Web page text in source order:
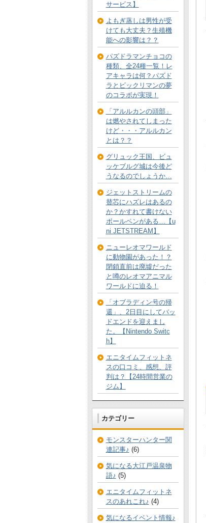
サービス】
よもぎ蒸しは男性が受
けても大丈夫？生殖機
能への影響は？？
パズドラマンチョコの
種類、全24種一覧！レ
アキャラは何？パズド
ラとビックリマンの夢
のコラボが実現！
「アルルカンの頭部」
は燃やされてしまった
けど・・・アルルカン
とは？？
グリュック王国、ビュ
ッケブルグ城は今後ど
うなるのでしょうか…
ジェットストリームの
替芯にハズレはあるの
か？かすれて書けない
ボールペンがある…【u
ni JETSTREAM】
ニューレオマワールド
に動物園があった！？
閉鎖直前は廃墟だった
と噂のレオマアニマル
ワールドに迫る！
「オブラディン号の帰
還」、2日目にしてバッ
ドエンドを迎えまし
た。【Nintendo Switc
h】
エニタイムフィットネ
スの口コミ、感想、評
判は？【24時間営業の
ジム】
カテゴリー
モンスターハンター関
連記事♪ (6)
気になる大江戸温泉物
語♪ (5)
エニタイムフィットネ
スのあれこれ♪ (4)
気になるイベント情報♪